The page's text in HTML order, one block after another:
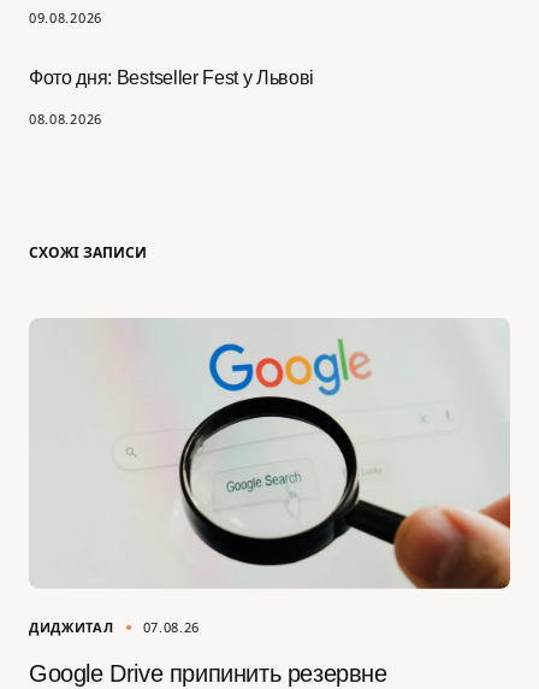
09.08.2026
Фото дня: Bestseller Fest у Львові
08.08.2026
СХОЖІ ЗАПИСИ
ДИДЖИТАЛ 07.08.26
Google Drive припинить резервне